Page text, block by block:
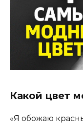
Какой цвет
«Я обожаю